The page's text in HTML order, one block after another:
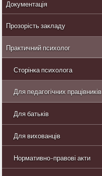
Документація
Прозорість закладу
Практичний психолог
Сторінка психолога
Для педагогічних працівників
Для батьків
Для вихованців
Нормативно-правові акти